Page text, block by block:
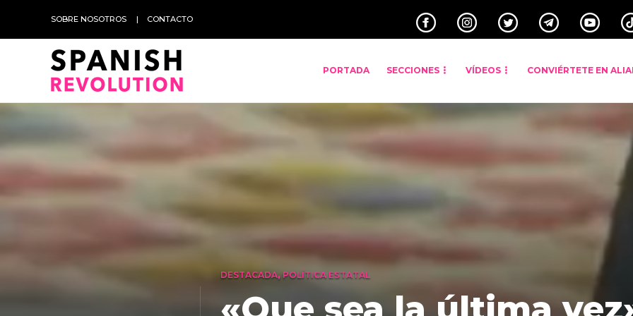
SOBRE NOSOTROS CONTACTO
PORTADA SECCIONES VÍDEOS CONVIÉRTETE EN
DESTACADA,POLÍTICA ESTATAL